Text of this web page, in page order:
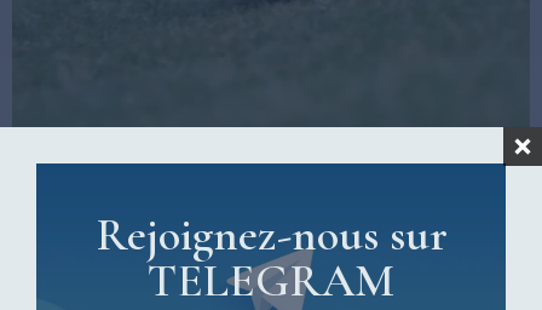
Rejoignez-nous sur
TELEGRAM